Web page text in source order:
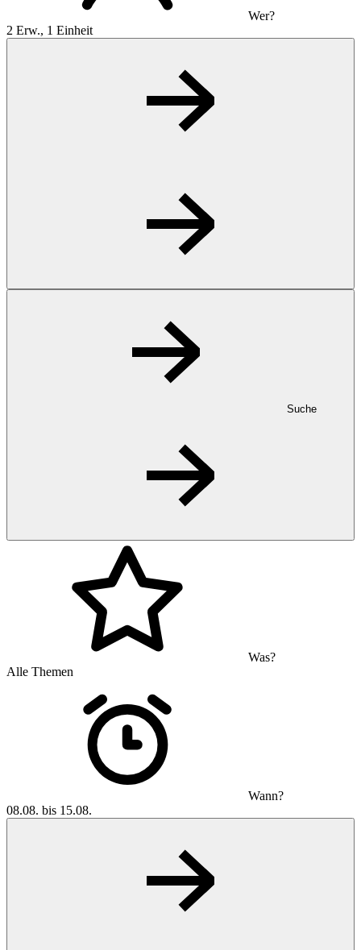
Wer?
2 Erw., 1 Einheit
Suche
Was?
Alle Themen
Wann?
08.08. bis 15.08.